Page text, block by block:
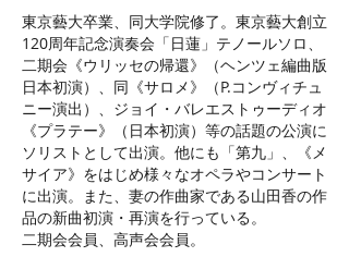
東京藝大卒業、同大学院修了。東京藝大創立
120周年記念演奏会「日蓮」テノールソロ、
二期会《ウリッセの帰還》（ヘンツェ編曲版
日本初演）、同《サロメ》（P.コンヴィチュ
ニー演出）、ジョイ・バレエストゥーディオ
《プラテー》（日本初演）等の話題の公演に
ソリストとして出演。他にも「第九」、《メ
サイア》をはじめ様々なオペラやコンサート
に出演。また、妻の作曲家である山田香の作
品の新曲初演・再演を行っている。
二期会会員、高声会会員。